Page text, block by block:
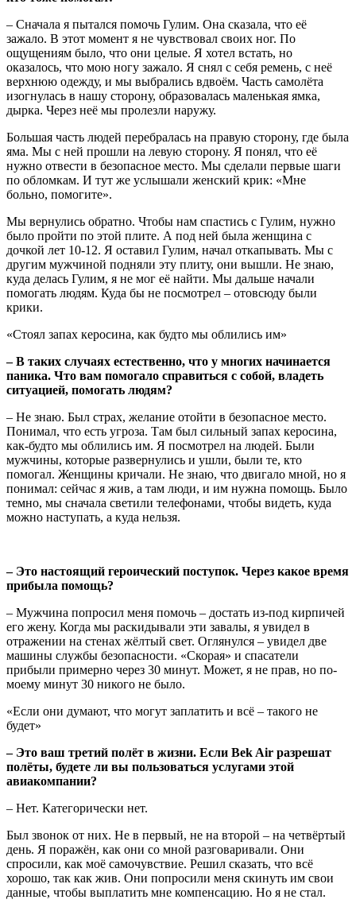
– Сначала я пытался помочь Гулим. Она сказала, что её
зажало. В этот момент я не чувствовал своих ног. По
ощущениям было, что они целые. Я хотел встать, но
оказалось, что мою ногу зажало. Я снял с себя ремень, с неё
верхнюю одежду, и мы выбрались вдвоём. Часть самолёта
изогнулась в нашу сторону, образовалась маленькая ямка,
дырка. Через неё мы пролезли наружу.
Большая часть людей перебралась на правую сторону, где была
яма. Мы с ней прошли на левую сторону. Я понял, что её
нужно отвести в безопасное место. Мы сделали первые шаги
по обломкам. И тут же услышали женский крик: «Мне
больно, помогите».
Мы вернулись обратно. Чтобы нам спастись с Гулим, нужно
было пройти по этой плите. А под ней была женщина с
дочкой лет 10-12. Я оставил Гулим, начал откапывать. Мы с
другим мужчиной подняли эту плиту, они вышли. Не знаю,
куда делась Гулим, я не мог её найти. Мы дальше начали
помогать людям. Куда бы не посмотрел – отовсюду были
крики.
«Стоял запах керосина, как будто мы облились им»
– В таких случаях естественно, что у многих начинается
паника. Что вам помогало справиться с собой, владеть
ситуацией, помогать людям?
– Не знаю. Был страх, желание отойти в безопасное место.
Понимал, что есть угроза. Там был сильный запах керосина,
как-будто мы облились им. Я посмотрел на людей. Были
мужчины, которые развернулись и ушли, были те, кто
помогал. Женщины кричали. Не знаю, что двигало мной, но я
понимал: сейчас я жив, а там люди, и им нужна помощь. Было
темно, мы сначала светили телефонами, чтобы видеть, куда
можно наступать, а куда нельзя.
– Это настоящий героический поступок. Через какое время
прибыла помощь?
– Мужчина попросил меня помочь – достать из-под кирпичей
его жену. Когда мы раскидывали эти завалы, я увидел в
отражении на стенах жёлтый свет. Оглянулся – увидел две
машины службы безопасности. «Скорая» и спасатели
прибыли примерно через 30 минут. Может, я не прав, но по-
моему минут 30 никого не было.
«Если они думают, что могут заплатить и всё – такого не
будет»
– Это ваш третий полёт в жизни. Если Bek Air разрешат
полёты, будете ли вы пользоваться услугами этой
авиакомпании?
– Нет. Категорически нет.
Был звонок от них. Не в первый, не на второй – на четвёртый
день. Я поражён, как они со мной разговаривали. Они
спросили, как моё самочувствие. Решил сказать, что всё
хорошо, так как жив. Они попросили меня скинуть им свои
данные, чтобы выплатить мне компенсацию. Но я не стал.